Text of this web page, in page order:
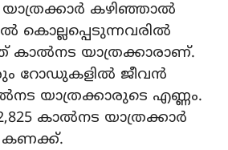
കഴിഞ്ഞാല്‍
കൊല്ലപ്പെടുന്നവരില്‍
കാല്‍നട യാത്രക്കാരാണ്.
റോഡുകളില്‍ ജീവന്‍
യാത്രക്കാരുടെ എണ്ണം.
കാല്‍നട യാത്രക്കാര്‍
കണക്ക്.